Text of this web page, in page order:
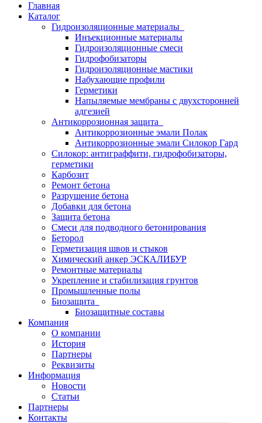
Главная
Каталог
Гидроизоляционные материалы
Инъекционные материалы
Гидроизоляционные смеси
Гидрофобизаторы
Гидроизоляционные мастики
Набухающие профили
Герметики
Напыляемые мембраны с двухсторонней
адгезией
Антикоррозионная защита
Антикоррозионные эмали Полак
Антикоррозионные эмали Силокор Гард
Силокор: антиграффити, гидрофобизаторы,
герметики
Карбозит
Ремонт бетона
Разрушение бетона
Добавки для бетона
Защита бетона
Смеси для подводного бетонирования
Беторол
Герметизация швов и стыков
Химический анкер ЭСКАЛИБУР
Ремонтные материалы
Укрепление и стабилизация грунтов
Промышленные полы
Биозащита
Биозащитные составы
Компания
О компании
История
Партнеры
Реквизиты
Информация
Новости
Статьи
Партнеры
Контакты